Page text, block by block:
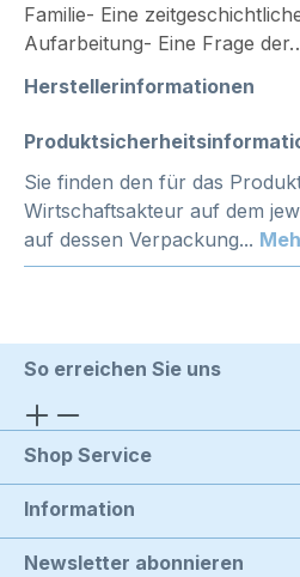
Familie- Eine
Aufarbeitung- Eine Frage
Herstellerinformationen
Sie finden den für das
Wirtschaftsakteur auf dem
auf dessen Verpackung...
So erreichen Sie uns
Shop Service
Information
Newsletter abonnieren